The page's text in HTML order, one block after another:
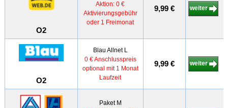
O2
Aktion: 0 €
Aktivierungsgebühr
oder 1 Freimonat
9,99 € weiter
O2
Blau Allnet L
0 € Anschlusspreis
optional mit 1 Monat
Laufzeit
9,99 € weiter
Paket M